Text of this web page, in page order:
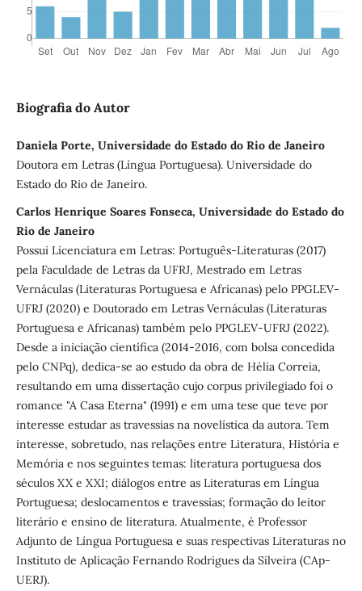
Biografia do Autor
Daniela Porte, Universidade do Estado do Rio de Janeiro
Doutora em Letras (Língua Portuguesa). Universidade do
Estado do Rio de Janeiro.
Carlos Henrique Soares Fonseca, Universidade do Estado do
Rio de Janeiro
Possui Licenciatura em Letras: Português-Literaturas (2017)
pela Faculdade de Letras da UFRJ, Mestrado em Letras
Vernáculas (Literaturas Portuguesa e Africanas) pelo PPGLEV-
UFRJ (2020) e Doutorado em Letras Vernáculas (Literaturas
Portuguesa e Africanas) também pelo PPGLEV-UFRJ (2022).
Desde a iniciação científica (2014-2016, com bolsa concedida
pelo CNPq), dedica-se ao estudo da obra de Hélia Correia,
resultando em uma dissertação cujo corpus privilegiado foi o
romance "A Casa Eterna" (1991) e em uma tese que teve por
interesse estudar as travessias na novelística da autora. Tem
interesse, sobretudo, nas relações entre Literatura, História e
Memória e nos seguintes temas: literatura portuguesa dos
séculos XX e XXI; diálogos entre as Literaturas em Língua
Portuguesa; deslocamentos e travessias; formação do leitor
literário e ensino de literatura. Atualmente, é Professor
Adjunto de Língua Portuguesa e suas respectivas Literaturas no
Instituto de Aplicação Fernando Rodrigues da Silveira (CAp-
UERJ).